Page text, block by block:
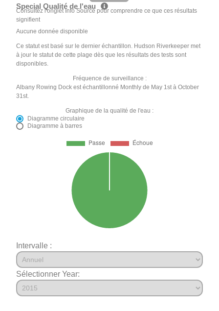
Special Qualité de l'eau
Consultez l'onglet Info Source pour comprendre ce que ces résultats
signifient
Aucune donnée disponible
Ce statut est basé sur le dernier échantillon. Hudson Riverkeeper met
à jour le statut de cette plage dès que les résultats des tests sont
disponibles.
Fréquence de surveillance :
Albany Rowing Dock est échantillonné Monthly de May 1st à October
31st.
Graphique de la qualité de l'eau :
Diagramme circulaire
Diagramme à barres
Intervalle :
Sélectionner Year: